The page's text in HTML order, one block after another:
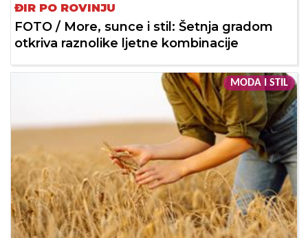
ĐIR PO ROVINJU
FOTO / More, sunce i stil: Šetnja gradom
otkriva raznolike ljetne kombinacije
MODA I STIL